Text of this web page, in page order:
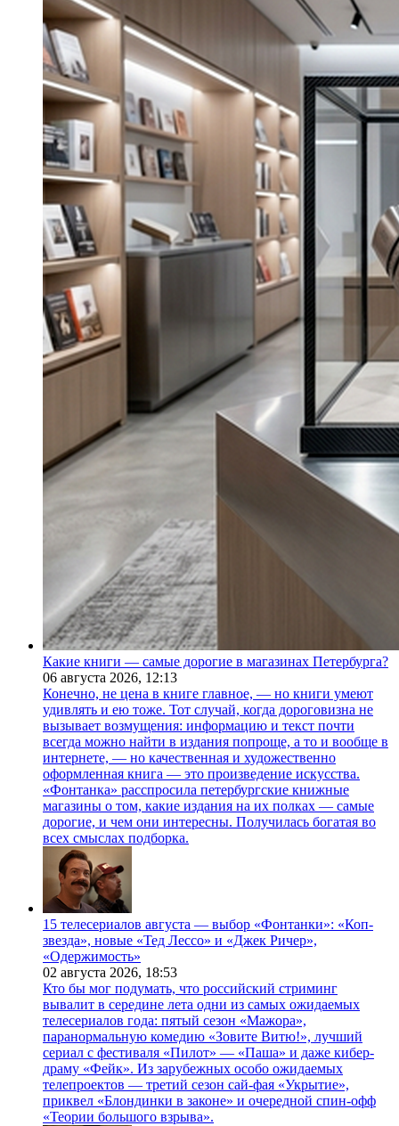
Какие книги — самые дорогие в магазинах Петербурга?
06 августа 2026, 12:13
Конечно, не цена в книге главное, — но книги умеют
удивлять и ею тоже. Тот случай, когда дороговизна не
вызывает возмущения: информацию и текст почти
всегда можно найти в издания попроще, а то и вообще в
интернете, — но качественная и художественно
оформленная книга — это произведение искусства.
«Фонтанка» расспросила петербургские книжные
магазины о том, какие издания на их полках — самые
дорогие, и чем они интересны. Получилась богатая во
всех смыслах подборка.
15 телесериалов августа — выбор «Фонтанки»: «Коп-
звезда», новые «Тед Лессо» и «Джек Ричер»,
«Одержимость»
02 августа 2026, 18:53
Кто бы мог подумать, что российский стриминг
вывалит в середине лета одни из самых ожидаемых
телесериалов года: пятый сезон «Мажора»,
паранормальную комедию «Зовите Витю!», лучший
сериал с фестиваля «Пилот» — «Паша» и даже кибер-
драму «Фейк». Из зарубежных особо ожидаемых
телепроектов — третий сезон сай-фая «Укрытие»,
приквел «Блондинки в законе» и очередной спин-офф
«Теории большого взрыва».